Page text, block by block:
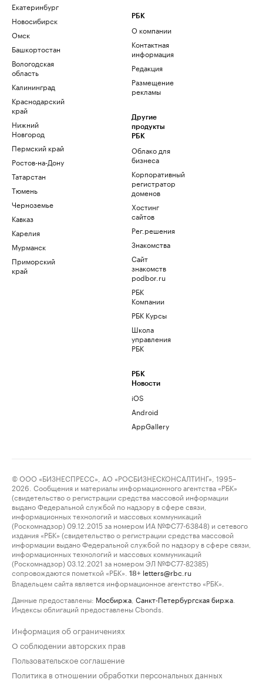
Екатеринбург
Новосибирск
Омск
Башкортостан
Вологодская
область
Калининград
Краснодарский
край
Нижний
Новгород
Пермский край
Ростов-на-Дону
Татарстан
Тюмень
Черноземье
Кавказ
Карелия
Мурманск
Приморский
край
РБК
О компании
Контактная
информация
Редакция
Размещение
рекламы
Другие
продукты
РБК
Облако для
бизнеса
Корпоративный
регистратор
доменов
Хостинг
сайтов
Рег.решения
Знакомства
Сайт
знакомств
podbor.ru
РБК
Компании
РБК Курсы
Школа
управления
РБК
РБК
Новости
iOS
Android
AppGallery
© ООО «БИЗНЕСПРЕСС», АО «РОСБИЗНЕСКОНСАЛТИНГ», 1995–
2026. Сообщения и материалы информационного агентства «РБК»
(свидетельство о регистрации средства массовой информации
выдано Федеральной службой по надзору в сфере связи,
информационных технологий и массовых коммуникаций
(Роскомнадзор) 09.12.2015 за номером ИА №ФС77-63848) и сетевого
издания «РБК» (свидетельство о регистрации средства массовой
информации выдано Федеральной службой по надзору в сфере связи,
информационных технологий и массовых коммуникаций
(Роскомнадзор) 03.12.2021 за номером ЭЛ №ФС77-82385)
сопровождаются пометкой «РБК».
18+ letters@rbc.ru
Владельцем сайта является информационное агентство «РБК».
Данные предоставлены: Мосбиржа Санкт-Петербургская биржа
Индексы облигаций предоставлены Cbonds.
Информация об ограничениях
О соблюдении авторских прав
Пользовательское соглашение
Политика в отношении обработки персональных данных